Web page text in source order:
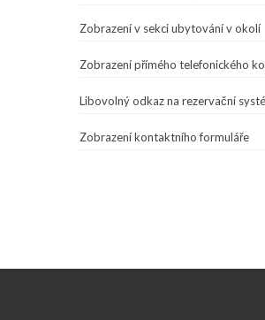
Zobrazení v sekci ubytování v okolí
Zobrazení přímého telefonického
Libovolný odkaz na rezervační
Zobrazení kontaktního formuláře